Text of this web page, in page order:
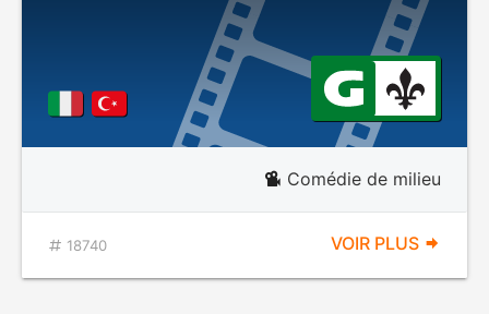
Comédie de milieu
18740 VOIR PLUS